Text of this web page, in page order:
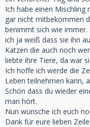
Ich habe einen
gar nicht mitbekommen
benimmt sich wie
ich ja weiß dass sie ihn
Katzen die auch noch
liebte ihre Tiere, da war
Ich hoffe ich werde die
Leben teilnehmen kann,
Schön dass du wieder
man hört.
Nun wünsche ich euch
Dank für eure lieben